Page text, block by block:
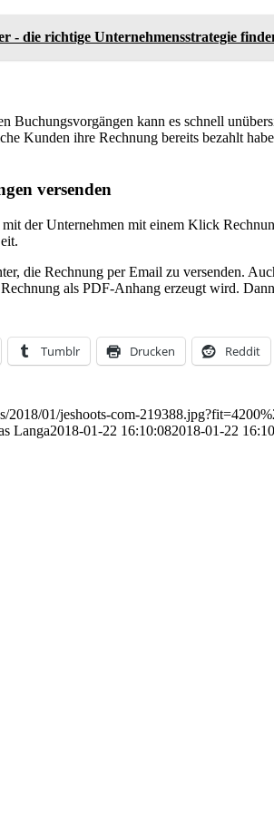
- die richtige Unternehmensstrategie
Buchungsvorgängen kann es schnell
Kunden ihre Rechnung bereits bezahlt
versenden
der Unternehmen mit einem Klick
die Rechnung per Email zu versenden.
als PDF-Anhang erzeugt wird.
Tumblr Drucken Reddit
01/jeshoots-com-
Langa2018-01-22 16:10:082018-01-22